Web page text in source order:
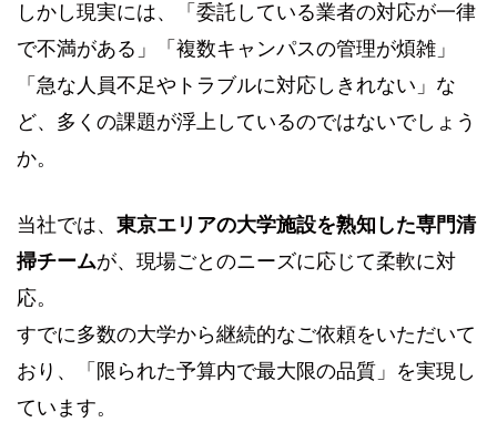
しかし現実には、「委託している業者の対応が一律
で不満がある」「複数キャンパスの管理が煩雑」
「急な人員不足やトラブルに対応しきれない」な
ど、多くの課題が浮上しているのではないでしょう
か。
当社では、 東京エリアの大学施設を熟知した専門清
掃チームが、現場ごとのニーズに応じて柔軟に対
応。
すでに多数の大学から継続的なご依頼をいただいて
おり、「限られた予算内で最大限の品質」を実現し
ています。